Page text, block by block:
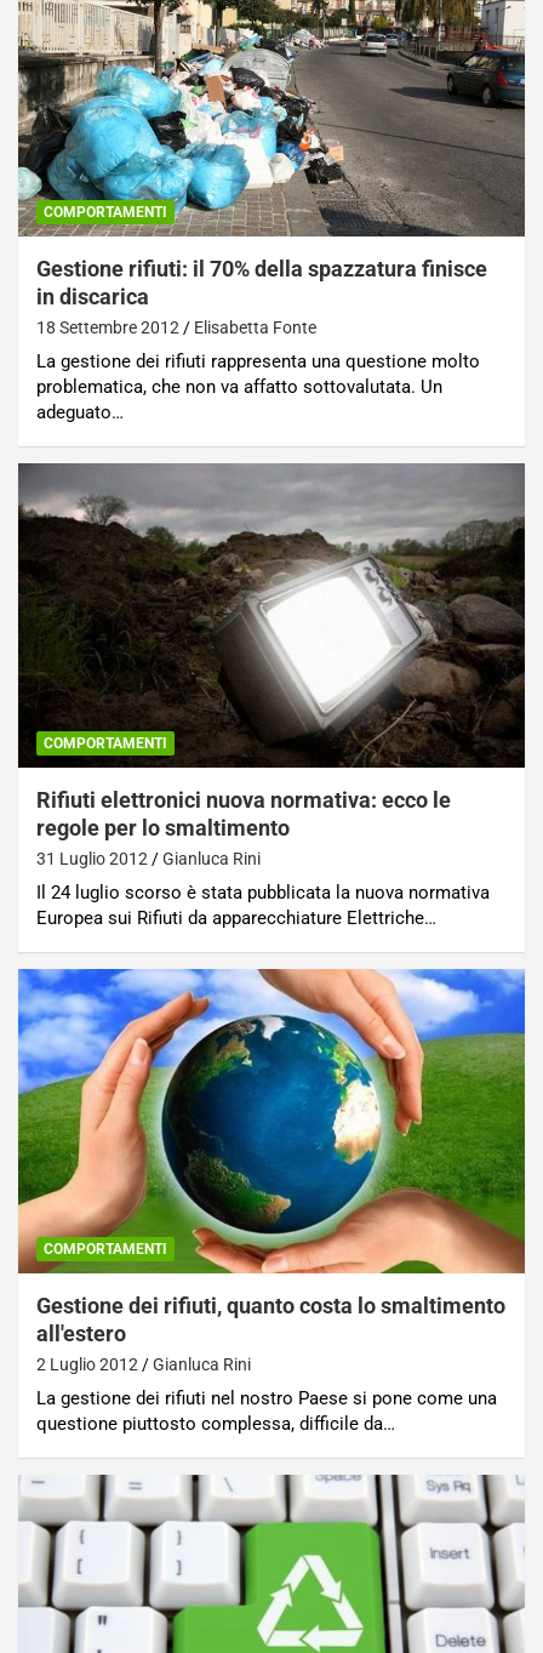
COMPORTAMENTI
Gestione rifiuti: il 70% della spazzatura finisce
in discarica
18 Settembre 2012 Elisabetta Fonte
La gestione dei rifiuti rappresenta una questione molto
problematica, che non va affatto sottovalutata. Un
adeguato…
COMPORTAMENTI
Rifiuti elettronici nuova normativa: ecco le
regole per lo smaltimento
31 Luglio 2012 Gianluca Rini
Il 24 luglio scorso è stata pubblicata la nuova normativa
Europea sui Rifiuti da apparecchiature Elettriche…
COMPORTAMENTI
Gestione dei rifiuti, quanto costa lo smaltimento
all'estero
2 Luglio 2012 Gianluca Rini
La gestione dei rifiuti nel nostro Paese si pone come una
questione piuttosto complessa, difficile da…